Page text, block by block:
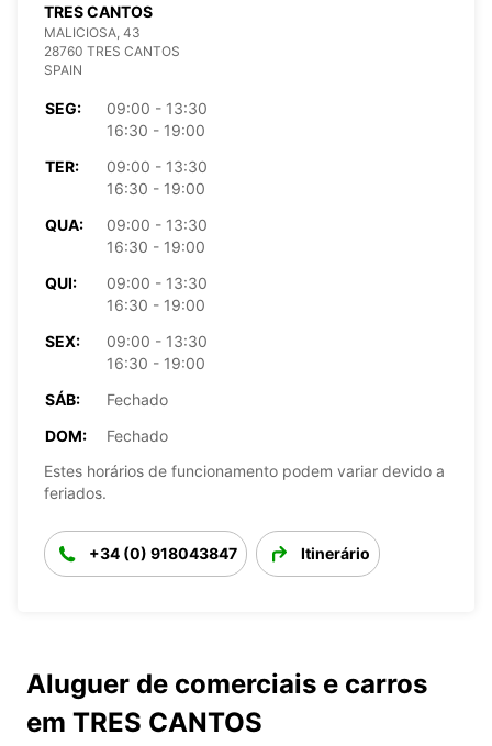
TRES CANTOS
MALICIOSA, 43
28760 TRES CANTOS
SPAIN
SEG:
09:00 - 13:30
16:30 - 19:00
TER:
09:00 - 13:30
16:30 - 19:00
QUA:
09:00 - 13:30
16:30 - 19:00
QUI:
09:00 - 13:30
16:30 - 19:00
SEX:
09:00 - 13:30
16:30 - 19:00
SÁB:
Fechado
DOM:
Fechado
Estes horários de funcionamento podem variar devido a
feriados.
+34 (0) 918043847 Itinerário
Aluguer de comerciais e carros
em TRES CANTOS